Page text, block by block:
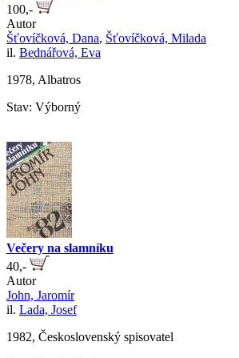
100,-
Autor
Šťovíčková, Dana, Šťovíčková, Milada
il. Bednářová, Eva
1978, Albatros
Stav: Výborný
Večery na slamníku
40,-
Autor
John, Jaromír
il. Lada, Josef
1982, Československý spisovatel